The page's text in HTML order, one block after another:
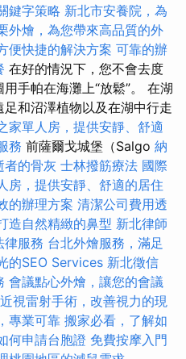
鍵字策略 新北市安養院，為
外燴，為您帶來高品質的外
便快捷的解決方案 可靠的辦
在好的情況下，您不會去度
手帕在海灘上“放鬆”。 在湖
和沼澤植物以及在湖中行走
家單人房，提供安靜、舒適
務 前薩爾戈城堡（Salgo 納
者的骨灰 士林撥筋療法 國際
房，提供安靜、舒適的居住
的辦理方案 清潔公司費用透
造自然精緻的鼻型 新北律師
律服務 台北外燴服務，滿足
的SEO Services 新北徵信
會議點心外燴，讓您的會議
近視雷射手術，改善視力的現
專業可靠 搬家必看，了解如
何申請台胞證 免費按摩入門